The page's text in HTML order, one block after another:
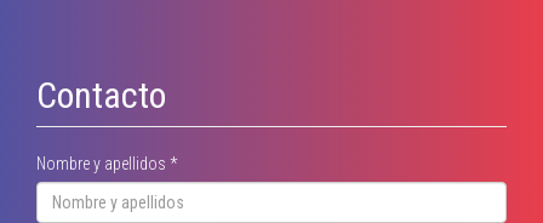
Contacto
Nombre y apellidos *